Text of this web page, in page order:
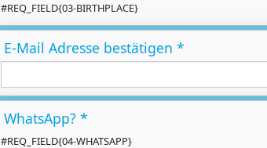
#REQ_FIELD{03-BIRTHPLACE}
E-Mail Adresse bestätigen *
WhatsApp? *
#REQ_FIELD{04-WHATSAPP}